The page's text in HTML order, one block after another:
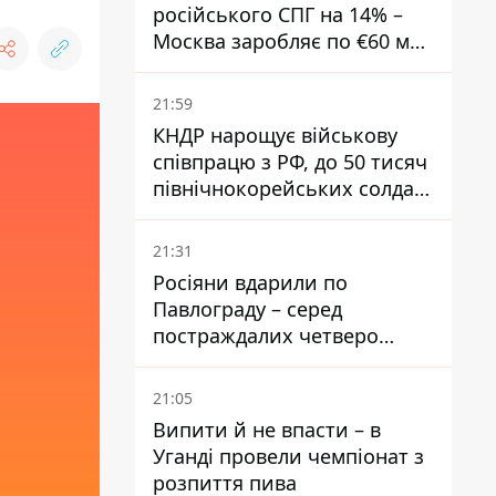
російського СПГ на 14% –
Москва заробляє по €60 млн
щодня
21:59
КНДР нарощує військову
співпрацю з РФ, до 50 тисяч
північнокорейських солдат
можуть прибути до Росії –
Зеленський
21:31
Росіяни вдарили по
Павлограду – серед
постраждалих четверо
дітей, найменшій — три
місяці
21:05
Випити й не впасти – в
Уганді провели чемпіонат з
розпиття пива